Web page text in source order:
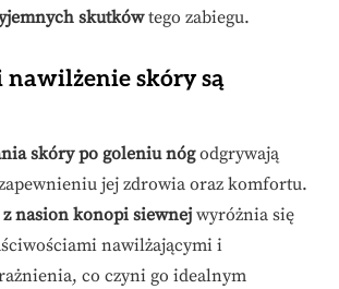
skutkówtego zabiegu.
nawilżenie skóry są
skóry po goleniu nógodgrywają
jej zdrowia oraz komfortu.
nasion konopi siewnej wyróżnia się
nawilżającymi i
co czyni go idealnym